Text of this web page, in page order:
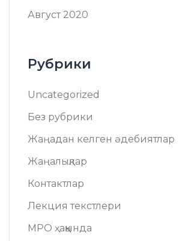
Август 2020
Рубрики
Uncategorized
Без рубрики
Жаңадан келген әдебиятлар
Жаңалықлар
Контактлар
Лекция текстлери
МРО ҳаққында